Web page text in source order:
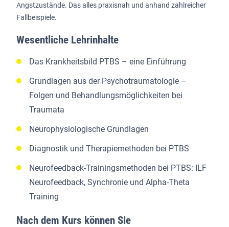
Angstzustände. Das alles praxisnah und anhand zahlreicher
Fallbeispiele.
Wesentliche Lehrinhalte
Das Krankheitsbild PTBS – eine Einführung
Grundlagen aus der Psychotraumatologie –
Folgen und Behandlungsmöglichkeiten bei
Traumata
Neurophysiologische Grundlagen
Diagnostik und Therapiemethoden bei PTBS
Neurofeedback-Trainingsmethoden bei PTBS: ILF
Neurofeedback, Synchronie und Alpha-Theta
Training
Nach dem Kurs können Sie